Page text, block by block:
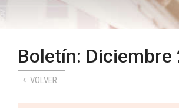
Boletín: Diciembre
VOLVER